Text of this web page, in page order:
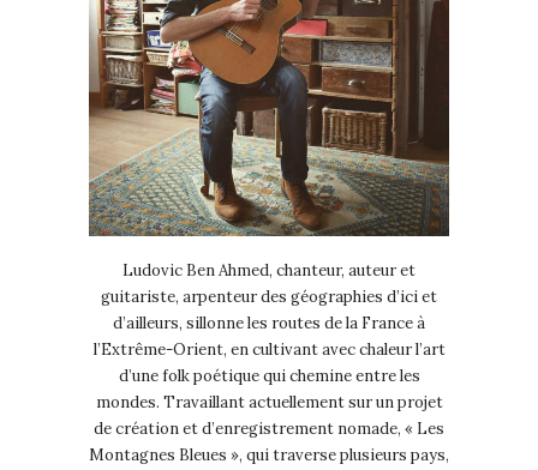
Ludovic Ben Ahmed, chanteur, auteur et
guitariste, arpenteur des géographies d’ici et
d’ailleurs, sillonne les routes de la France à
l’Extrême-Orient, en cultivant avec chaleur l’art
d’une folk poétique qui chemine entre les
mondes. Travaillant actuellement sur un projet
de création et d’enregistrement nomade, « Les
Montagnes Bleues », qui traverse plusieurs pays,